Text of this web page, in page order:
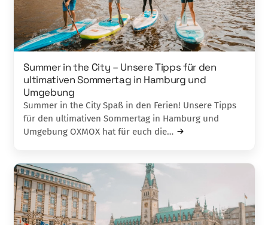
Summer in the City – Unsere Tipps für den
ultimativen Sommertag in Hamburg und
Umgebung
Summer in the City Spaß in den Ferien! Unsere Tipps
für den ultimativen Sommertag in Hamburg und
Umgebung OXMOX hat für euch die…